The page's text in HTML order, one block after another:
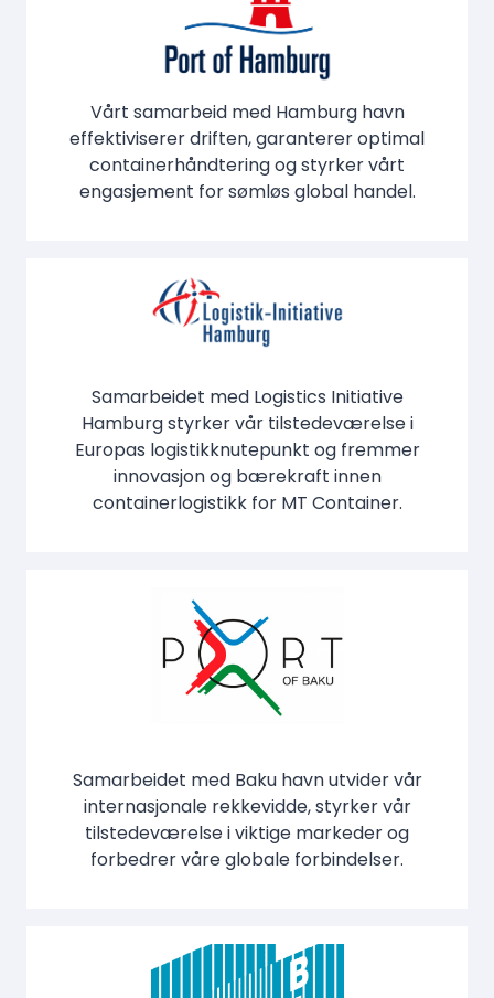
Vårt samarbeid med Hamburg havn
effektiviserer driften, garanterer optimal
containerhåndtering og styrker vårt
engasjement for sømløs global handel.
Samarbeidet med Logistics Initiative
Hamburg styrker vår tilstedeværelse i
Europas logistikknutepunkt og fremmer
innovasjon og bærekraft innen
containerlogistikk for MT Container.
Samarbeidet med Baku havn utvider vår
internasjonale rekkevidde, styrker vår
tilstedeværelse i viktige markeder og
forbedrer våre globale forbindelser.